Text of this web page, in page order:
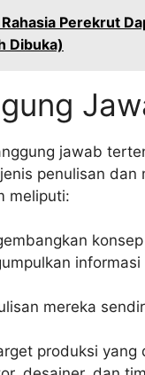
Perekrut
Dibuka)
jawab
penulisan dan
meliputi:
mereka
produksi